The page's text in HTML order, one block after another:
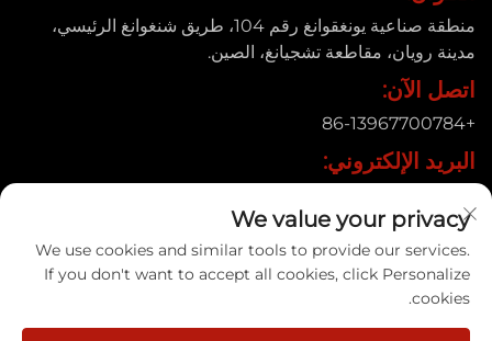
منطقة صناعية يونغقوانغ رقم 104، طريق شنغوانغ الرئيسي،
مدينة رويان، مقاطعة تشجيانغ، الصين.
اتصل الآن:
+86-13967700784
البريد الإلكتروني:
حقوق النشر © 2025 شركة رويان شينيي للماكينات التعبوية المحدودة |
We value your privacy
We use cookies and similar tools to provide our services.
If you don't want to accept all cookies, click Personalize
cookies.